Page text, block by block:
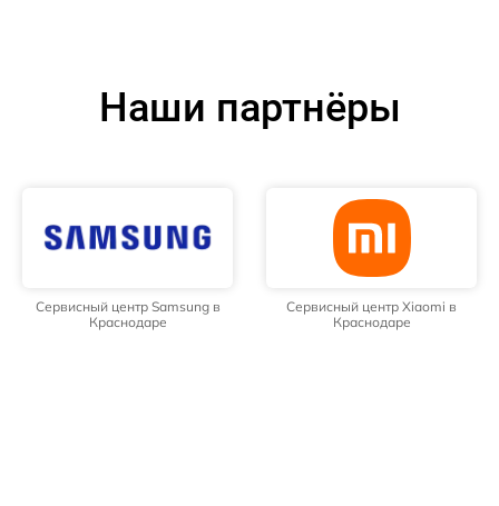
Наши партнёры
Сервисный центр Samsung в
Краснодаре
Сервисный центр Xiaomi в
Краснодаре